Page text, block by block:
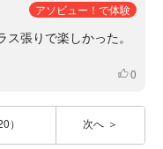
アソビュー！で体験
張りで楽しかった。
いいね
0
） 次へ